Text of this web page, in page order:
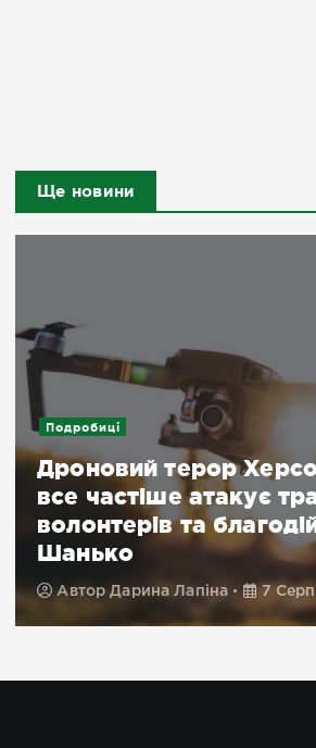
Ще новини
Подробиці
Дроновий терор
все частіше атакує
волонтерів та
Шанько
АвторДарина Лапіна 7